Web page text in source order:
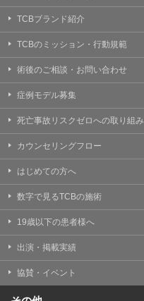
TCBブランド紹介
TCBのミッション・行動規範
術後のご相談・お問い合わせ
症例モデル募集
死亡事故リスクゼロへの取り組み
カウンセリングフロー
はじめての方へ
数字で見るTCBの施術
19歳以下の患者様へ
出演・掲載実績
協賛・イベント